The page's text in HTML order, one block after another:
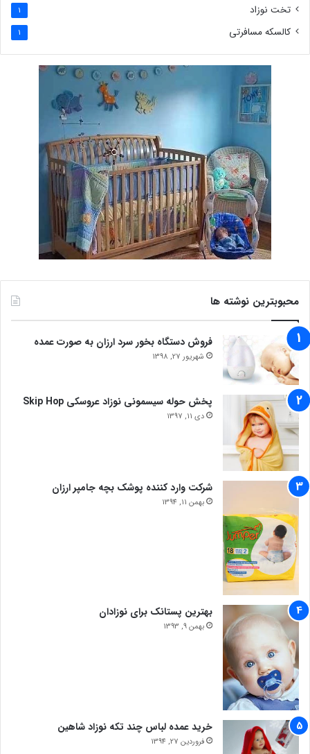
تخت نوزاد 1
کالسکه مسافرتی 1
محبوبترین نوشته ها
فروش دستگاه بخور سرد ارزان به صورت عمده
شهریور 27, 1398
پخش حوله سیسمونی نوزاد عروسکی Skip Hop
دی 11, 1397
شرکت وارد کننده پوشک بچه جامپر ارزان
بهمن 11, 1394
بهترین پستانک برای نوزادان
بهمن 9, 1393
خرید عمده لباس چند تکه نوزاد شاهین
فروردین 27, 1394